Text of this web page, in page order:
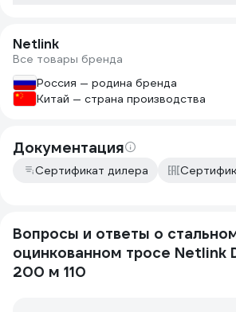
Netlink
Все товары бренда
Россия — родина бренда
Китай — страна производства
Документация
Сертификат дилера
Вопросы и ответы о
оцинкованном тросе Netlink
200 м 110